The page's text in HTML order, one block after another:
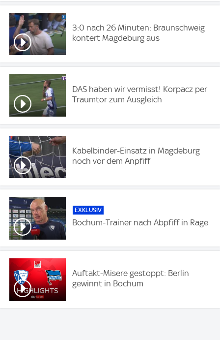
3:0 nach 26 Minuten: Braunschweig
kontert Magdeburg aus
DAS haben wir vermisst! Korpacz per
Traumtor zum Ausgleich
Kabelbinder-Einsatz in Magdeburg
noch vor dem Anpfiff
EXKLUSIV
Bochum-Trainer nach Abpfiff in Rage
Auftakt-Misere gestoppt: Berlin
gewinnt in Bochum